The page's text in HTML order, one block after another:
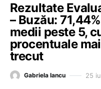
Rezultate
– Buzău:
medii peste 5,
procentuale
trecut
Gabriela Iancu 25